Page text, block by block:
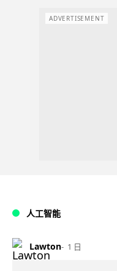
ADVERTISEMENT
人工智能
Lawton 1 日